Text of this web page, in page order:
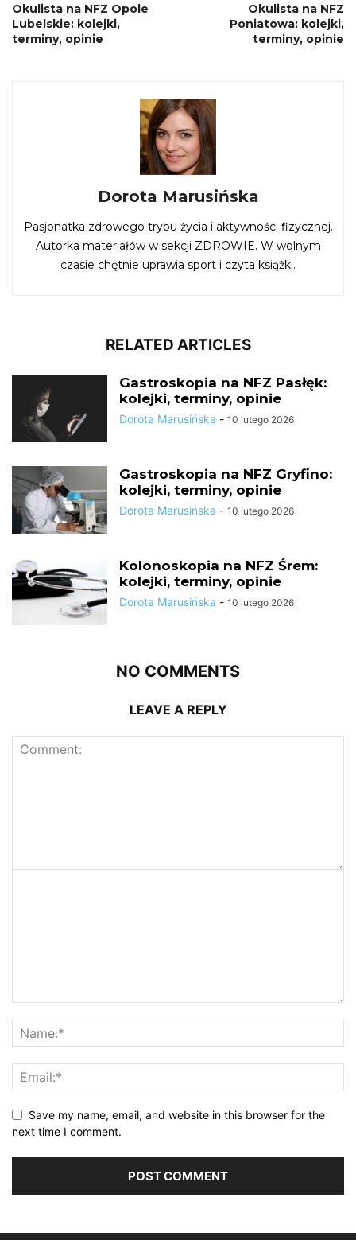
Okulista na NFZ Opole
Lubelskie: kolejki,
terminy, opinie
Okulista na NFZ
Poniatowa: kolejki,
terminy, opinie
Dorota Marusińska
Pasjonatka zdrowego trybu życia i aktywności fizycznej.
Autorka materiałów w sekcji ZDROWIE. W wolnym
czasie chętnie uprawia sport i czyta książki.
RELATED ARTICLES
Gastroskopia na NFZ Pasłęk:
kolejki, terminy, opinie
Dorota Marusińska - 10 lutego 2026
Gastroskopia na NFZ Gryfino:
kolejki, terminy, opinie
Dorota Marusińska - 10 lutego 2026
Kolonoskopia na NFZ Śrem:
kolejki, terminy, opinie
Dorota Marusińska - 10 lutego 2026
NO COMMENTS
LEAVE A REPLY
Save my name, email, and website in this browser for the
next time I comment.